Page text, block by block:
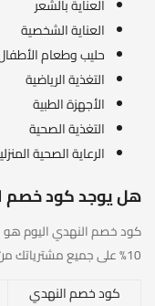
العناية بالشعر
العناية الشخصية
حليب وطعام
التغذية الرياضية
الأجهزة الطبية
التغذية الصحية
الرعاية الصحية
هل يوجد كود خصم
10% على جميع مشترياتك من nahdionline.
كود خصم النهدي